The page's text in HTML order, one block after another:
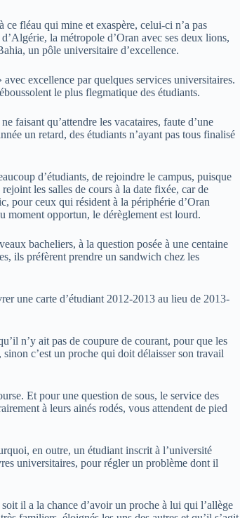
fléau qui mine et exaspère, celui-ci n’a pas
la métropole d’Oran avec ses deux lions,
un pôle universitaire d’excellence.
excellence par quelques services universitaires.
le plus flegmatique des étudiants.
faisant qu’attendre les vacataires, faute d’une
un retard, des étudiants n’ayant pas tous finalisé
d’étudiants, de rejoindre le campus, puisque
les salles de cours à la date fixée, car de
pour ceux qui résident à la périphérie d’Oran
opportun, le dérèglement est lourd.
bacheliers, à la question posée à une centaine
ils préfèrent prendre un sandwich chez les
une carte d’étudiant 2012-2013 au lieu de 2013-
n’y ait pas de coupure de courant, pour que les
c’est un proche qui doit délaisser son travail
Et pour une question de sous, le service des
à leurs ainés rodés, vous attendent de pied
en outre, un étudiant inscrit à l’université
universitaires, pour régler un problème dont il
il a la chance d’avoir un proche à lui qui l’allège